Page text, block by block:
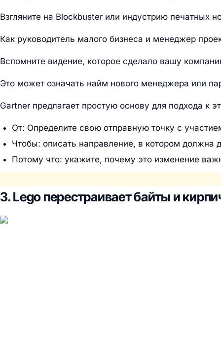
Взгляните на Blockbuster или индустрию печатных
Как руководитель малого бизнеса и менеджер
Вспомните видение, которое сделало вашу
Это может означать найм нового менеджера или
Gartner предлагает простую основу для подхода к
От: Определите свою отправную точку с
Чтобы: описать направление, в котором должна
Потому что: укажите, почему это изменение
3. Lego перестраивает байты и